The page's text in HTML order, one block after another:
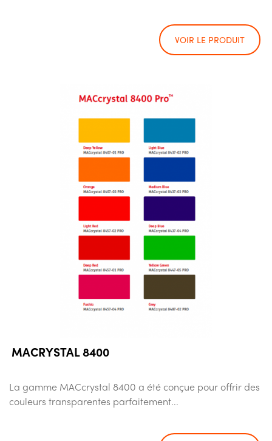
VOIR LE PRODUIT
MACRYSTAL 8400
La gamme MACcrystal 8400 a été conçue pour offrir des
couleurs transparentes parfaitement...